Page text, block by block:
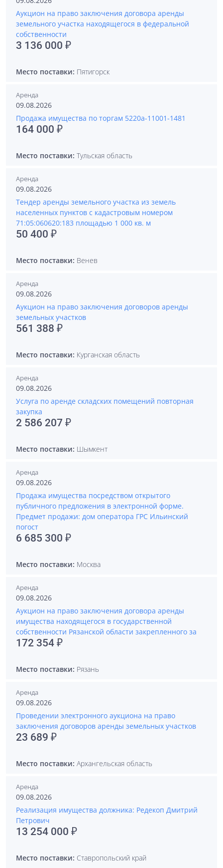
Аукцион на право заключения договора аренды
земельного участка находящегося в федеральной
собственности
3 136 000 ₽
Место поставки: Пятигорск
Аренда
09.08.2026
Продажа имущества по торгам 5220a-11001-1481
164 000 ₽
Место поставки: Тульская область
Аренда
09.08.2026
Тендер аренды земельного участка из земель
населенных пунктов с кадастровым номером
71:05:060620:183 площадью 1 000 кв. м
50 400 ₽
Место поставки: Венев
Аренда
09.08.2026
Аукцион на право заключения договоров аренды
земельных участков
561 388 ₽
Место поставки: Курганская область
Аренда
09.08.2026
Услуга по аренде складских помещений повторная
закупка
2 586 207 ₽
Место поставки: Шымкент
Аренда
09.08.2026
Продажа имущества посредством открытого
публичного предложения в электронной форме.
Предмет продажи: дом оператора ГРС Ильинский
погост
6 685 300 ₽
Место поставки: Москва
Аренда
09.08.2026
Аукцион на право заключения договора аренды
имущества находящегося в государственной
собственности Рязанской области закрепленного за
172 354 ₽
Место поставки: Рязань
Аренда
09.08.2026
Проведении электронного аукциона на право
заключения договоров аренды земельных участков
23 689 ₽
Место поставки: Архангельская область
Аренда
09.08.2026
Реализация имущества должника: Редекоп Дмитрий
Петрович
13 254 000 ₽
Место поставки: Ставропольский край